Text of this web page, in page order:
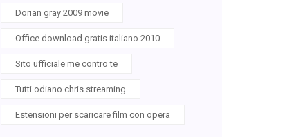
Dorian gray 2009 movie
Office download gratis italiano 2010
Sito ufficiale me contro te
Tutti odiano chris streaming
Estensioni per scaricare film con opera